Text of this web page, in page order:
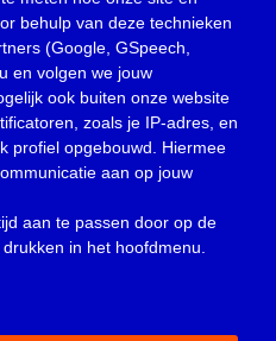
behulp van deze technieken
(Google, GSpeech,
en volgen we jouw
ook buiten onze website
zoals je IP-adres, en
profiel opgebouwd. Hiermee
aan op jouw
aan te passen door op de
drukken in het hoofdmenu.